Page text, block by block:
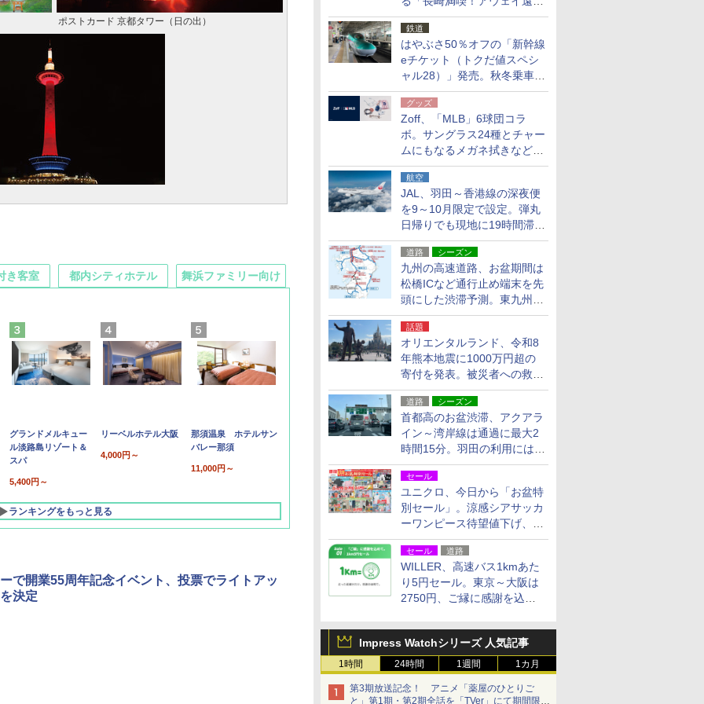
応援キャンペーン」
鉄道
はやぶさ50％オフの「新幹線
eチケット（トクだ値スペシ
ャル28）」発売。秋冬乗車
分、えきねっと限定
グッズ
Zoff、「MLB」6球団コラ
ボ。サングラス24種とチャー
ムにもなるメガネ拭きなど雑
貨24種
航空
JAL、羽田～香港線の深夜便
を9～10月限定で設定。弾丸
日帰りでも現地に19時間滞在
できる
道路 シーズン
九州の高速道路、お盆期間は
松橋ICなど通行止め端末を先
頭にした渋滞予測。東九州道
への迂回は料金調整を実施
話題
オリエンタルランド、令和8
年熊本地震に1000万円超の
寄付を発表。被災者への救援
活動・復旧支援
道路 シーズン
首都高のお盆渋滞、アクアラ
イン～湾岸線は通過に最大2
時間15分。羽田の利用には
「空港西出口」の利用検討を
セール
ユニクロ、今日から「お盆特
別セール」。涼感シアサッカ
ーワンピース待望値下げ、撥
水ギアショーツは1990円に
セール 道路
WILLER、高速バス1kmあた
り5円セール。東京～大阪は
2750円、ご縁に感謝を込め
Impress Watchシリーズ 人気記事
1時間 24時間 1週間 1カ月
第3期放送記念！ アニメ「薬屋のひとりご
と」第1期・第2期全話を「TVer」にて期間限定
ポストカード 京都タワー（日の出）
グランドメルキュー
ル淡路島リゾート＆
スパ
5,400円～
リーベルホテル大阪
4,000円～
那須温泉 ホテルサン
バレー那須
11,000円～
ランキングをもっと見る
き客室 都内シティホテル 舞浜ファミリー向け
で開業55周年記念イベント、投票でライトアッ
決定